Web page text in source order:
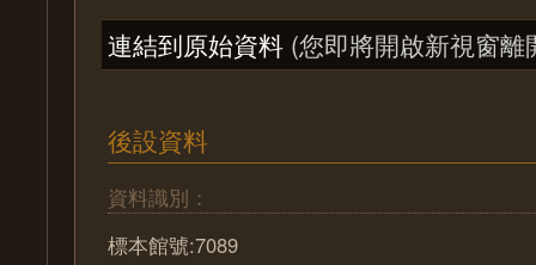
連結到原始資料 (您即將開啟新視窗離
後設資料
資料識別：
標本館號:7089